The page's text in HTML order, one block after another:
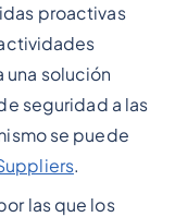
proactivas
una solución
seguridad a las
se puede
.
las que los